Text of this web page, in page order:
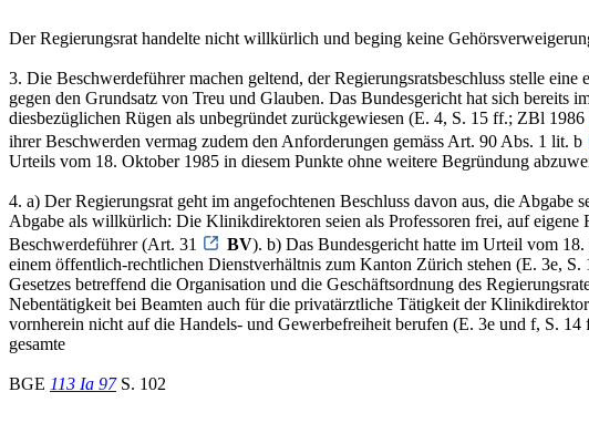
Der Regierungsrat handelte nicht willkürlich und beging keine
3. Die Beschwerdeführer machen geltend, der Regierungsratsbeschluss stelle
gegen den Grundsatz von Treu und Glauben. Das Bundesgericht hat sich
diesbezüglichen Rügen als unbegründet zurückgewiesen (E. 4, S. 15 ff.; ZBl
ihrer Beschwerden vermag zudem den Anforderungen gemäss Art. 90 Abs. 1 lit. b
Urteils vom 18. Oktober 1985 in diesem Punkte ohne weitere Begründung
4. a) Der Regierungsrat geht im angefochtenen Beschluss davon aus, die
Abgabe als willkürlich: Die Klinikdirektoren seien als Professoren frei, auf
Beschwerdeführer (Art. 31
BV). b) Das Bundesgericht hatte im Urteil vom
einem öffentlich-rechtlichen Dienstverhältnis zum Kanton Zürich stehen (E. 3e,
Gesetzes betreffend die Organisation und die Geschäftsordnung des
Nebentätigkeit bei Beamten auch für die privatärztliche Tätigkeit der
vornherein nicht auf die Handels- und Gewerbefreiheit berufen (E. 3e und f, S.
gesamte
BGE 113 Ia 97S. 102